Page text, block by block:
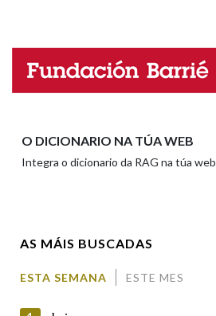
OUTRAS OPCIÓNS DE BUSCA
Marcas gramaticais
Nome
O DICIONARIO NA TÚA WEB
Integra o dicionario da RAG na túa web
AS MÁIS BUSCADAS
ESTA SEMANA ESTE MES